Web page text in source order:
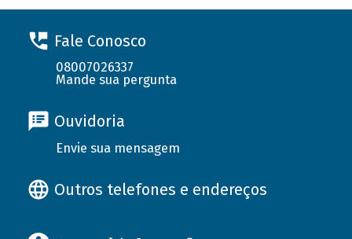
Fale Conosco
08007026337
Mande sua pergunta
Ouvidoria
Envie sua mensagem
Outros telefones e endereços